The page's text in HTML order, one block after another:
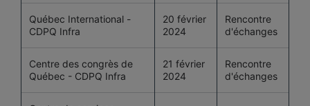
Québec International -
CDPQ Infra
20 février
2024
Rencontre
d'échanges
Centre des congrès de
Québec - CDPQ Infra
21 février
2024
Rencontre
d'échanges